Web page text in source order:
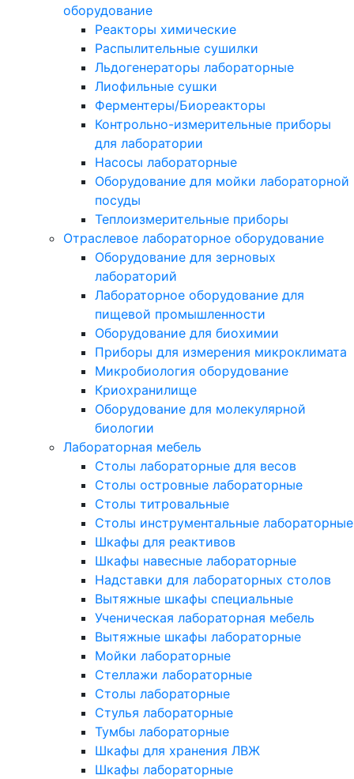
оборудование
Реакторы химические
Распылительные сушилки
Льдогенераторы лабораторные
Лиофильные сушки
Ферментеры/Биореакторы
Контрольно-измерительные приборы
для лаборатории
Насосы лабораторные
Оборудование для мойки лабораторной
посуды
Теплоизмерительные приборы
Отраслевое лабораторное оборудование
Оборудование для зерновых
лабораторий
Лабораторное оборудование для
пищевой промышленности
Оборудование для биохимии
Приборы для измерения микроклимата
Микробиология оборудование
Криохранилище
Оборудование для молекулярной
биологии
Лабораторная мебель
Столы лабораторные для весов
Столы островные лабораторные
Столы титровальные
Столы инструментальные лабораторные
Шкафы для реактивов
Шкафы навесные лабораторные
Надставки для лабораторных столов
Вытяжные шкафы специальные
Ученическая лабораторная мебель
Вытяжные шкафы лабораторные
Мойки лабораторные
Стеллажи лабораторные
Столы лабораторные
Стулья лабораторные
Тумбы лабораторные
Шкафы для хранения ЛВЖ
Шкафы лабораторные